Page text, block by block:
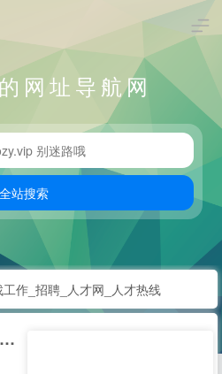
网址导航网
工作_招聘_人才网_人才热线
找工作_招聘_人才网_人才热线